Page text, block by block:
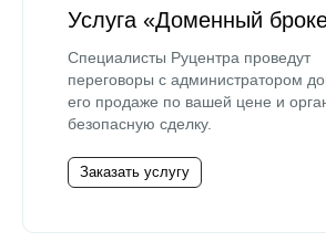
Услуга «Доменный
Специалисты Руцентра проведут
переговоры с администратором
его продаже по вашей цене и
безопасную сделку.
Заказать услугу